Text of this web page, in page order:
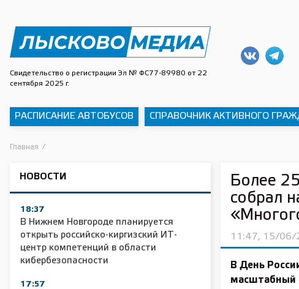
Свидетельство о регистрации Эл № ФС77-89980 от 22
сентября 2025 г.
РАСПИСАНИЕ АВТОБУСОВ СПРАВОЧНИК АКТИВНОГО
Главная /
НОВОСТИ
18:37
В Нижнем Новгороде планируется
открыть российско-киргизский ИТ-
центр компетенций в области
кибербезопасности
17:57
Более
собрал
11:47, 15/06/
В День
масштабный